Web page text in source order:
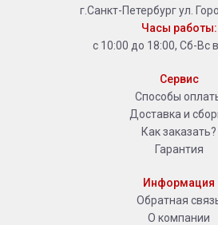
г.Санкт-Петербург ул.
Часы работы:
с 10:00 до 18:00, Сб-Вс
Сервис
Способы
Доставка и
Как заказать?
Гарантия
Информация
Обратная
О компании